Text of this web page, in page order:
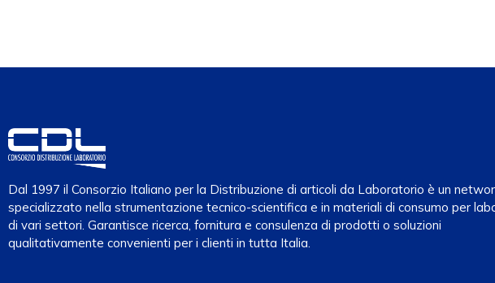
Dal 1997 il Consorzio Italiano per la Distribuzione di articoli da Laboratorio è un
specializzato nella strumentazione tecnico-scientifica e in materiali di consumo per
di vari settori. Garantisce ricerca, fornitura e consulenza di prodotti o soluzioni
qualitativamente convenienti per i clienti in tutta Italia.